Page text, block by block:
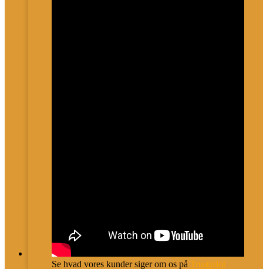
Se hvad vores kunder siger om os på Trustpilot